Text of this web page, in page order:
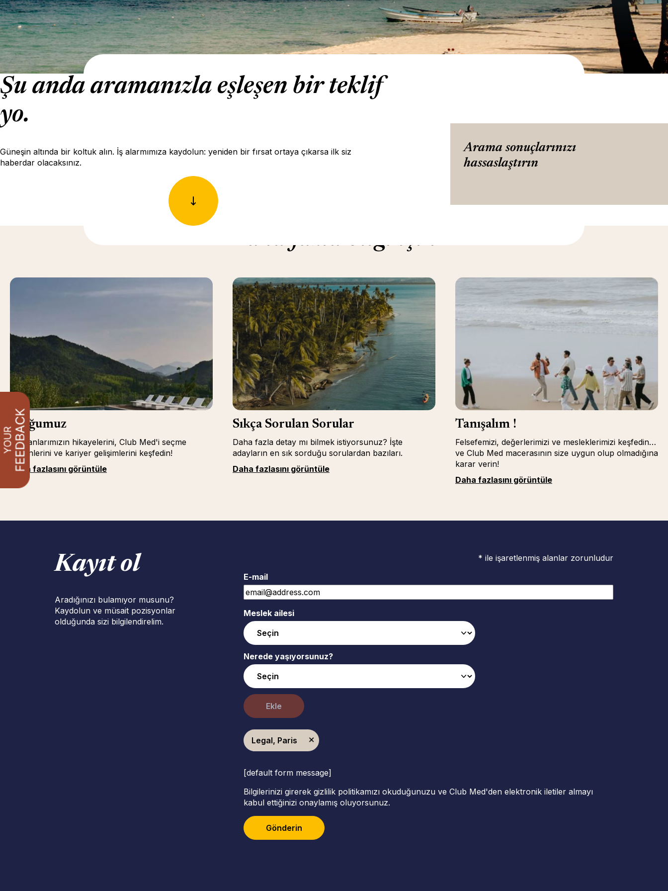
Şu anda aramanızla eşleşen bir teklif
yo.
Güneşin altında bir koltuk alın. İş alarmımıza kaydolun: yeniden bir fırsat ortaya çıkarsa ilk siz
haberdar olacaksınız.
Arama sonuçlarınızı
hassaslaştırın
Daha fazla bilgi için
Bloğumuz
Çalışanlarımızın hikayelerini, Club Med'i seçme
nedenlerini ve kariyer gelişimlerini keşfedin!
Daha fazlasını görüntüle
Sıkça Sorulan Sorular
Daha fazla detay mı bilmek istiyorsunuz? İşte
adayların en sık sorduğu sorulardan bazıları.
Daha fazlasını görüntüle
Tanışalım !
Felsefemizi, değerlerimizi ve mesleklerimizi keşfedin…
ve Club Med macerasının size uygun olup olmadığına
karar verin!
Daha fazlasını görüntüle
Kayıt ol
Aradığınızı bulamıyor musunu?
Kaydolun ve müsait pozisyonlar
olduğunda sizi bilgilendirelim.
* ile işaretlenmiş alanlar zorunludur
E-mail
Meslek ailesi
Nerede yaşıyorsunuz?
Ekle
Legal, Paris
[default form message]
Bilgilerinizi girerek gizlilik politikamızı okuduğunuzu ve Club Med'den elektronik iletiler almayı
kabul ettiğinizi onaylamış oluyorsunuz.
Gönderin